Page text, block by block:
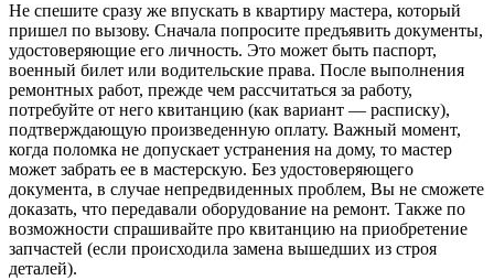
Не спешите сразу же впускать в квартиру мастера, который
пришел по вызову. Сначала попросите предъявить документы,
удостоверяющие его личность. Это может быть паспорт,
военный билет или водительские права. После выполнения
ремонтных работ, прежде чем рассчитаться за работу,
потребуйте от него квитанцию (как вариант — расписку),
подтверждающую произведенную оплату. Важный момент,
когда поломка не допускает устранения на дому, то мастер
может забрать ее в мастерскую. Без удостоверяющего
документа, в случае непредвиденных проблем, Вы не сможете
доказать, что передавали оборудование на ремонт. Также по
возможности спрашивайте про квитанцию на приобретение
запчастей (если происходила замена вышедших из строя
деталей).